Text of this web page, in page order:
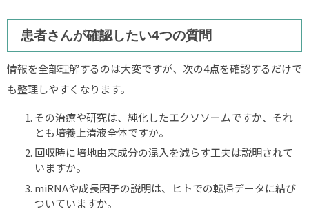
患者さんが確認したい4つの質問
情報を全部理解するのは大変ですが、次の4点を確認するだけで
も整理しやすくなります。
その治療や研究は、純化したエクソソームですか、それ
とも培養上清液全体ですか。
回収時に培地由来成分の混入を減らす工夫は説明されて
いますか。
miRNAや成長因子の説明は、ヒトでの転帰データに結び
ついていますか。